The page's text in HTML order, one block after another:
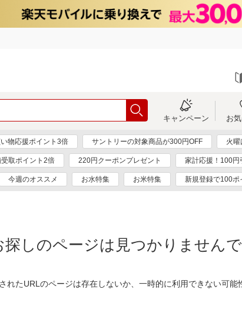
キャンペーン お
物応援ポイント3倍 サントリーの対象商品が300円OFF 火
受取ポイント2倍 220円クーポンプレゼント 家計応援！100円
今週のオススメ お水特集 お米特集 新規登録で100ポ
探しのページは見つかりませんで
れたURLのページは存在しないか、一時的に利用できない可能